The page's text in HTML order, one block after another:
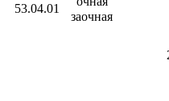
53.04.01
заочная